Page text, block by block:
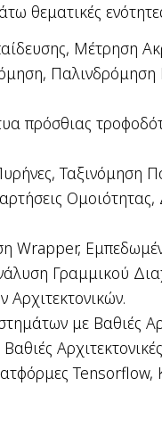
θεματικές
Μέτρηση
πρόσθιας
Ταξινόμηση
Ομοιότητας,
Wrapper,
Γραμμικού
Αρχιτεκτονικών.
με Βαθιές
Αρχιτεκτονικές
Tensorflow,